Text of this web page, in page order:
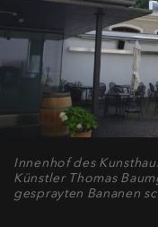
Innenhof des
Künstler Thomas
gesprayten Bananen